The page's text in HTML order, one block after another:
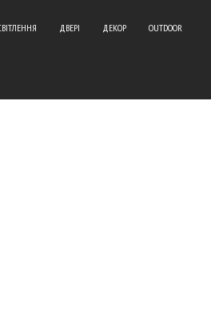
ДВЕРІ ДЕКОР OUTDOOR